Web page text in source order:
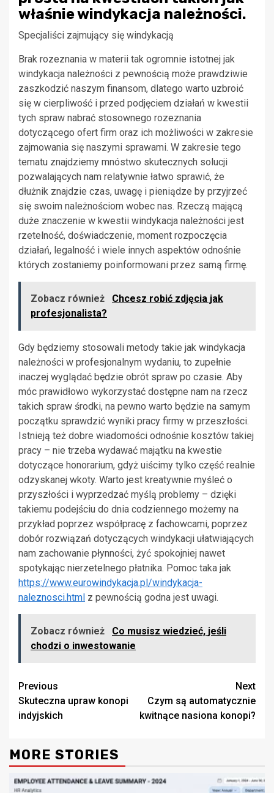
właśnie windykacja należności.
Specjaliści zajmujący się windykacją
Brak rozeznania w materii tak ogromnie istotnej jak
windykacja należności z pewnością może prawdziwie
zaszkodzić naszym finansom, dlatego warto uzbroić
się w cierpliwość i przed podjęciem działań w kwestii
tych spraw nabrać stosownego rozeznania
dotyczącego ofert firm oraz ich możliwości w zakresie
zajmowania się naszymi sprawami. W zakresie tego
tematu znajdziemy mnóstwo skutecznych solucji
pozwalających nam relatywnie łatwo sprawić, że
dłużnik znajdzie czas, uwagę i pieniądze by przyjrzeć
się swoim należnościom wobec nas. Rzeczą mającą
duże znaczenie w kwestii windykacja należności jest
rzetelność, doświadczenie, moment rozpoczęcia
działań, legalność i wiele innych aspektów odnośnie
których zostaniemy poinformowani przez samą firmę.
Zobacz również
Chcesz robić zdjęcia jak
profesjonalista?
Gdy będziemy stosowali metody takie jak windykacja
należności w profesjonalnym wydaniu, to zupełnie
inaczej wyglądać będzie obrót spraw po czasie. Aby
móc prawidłowo wykorzystać dostępne nam na rzecz
takich spraw środki, na pewno warto będzie na samym
początku sprawdzić wyniki pracy firmy w przeszłości.
Istnieją też dobre wiadomości odnośnie kosztów takiej
pracy – nie trzeba wydawać majątku na kwestie
dotyczące honorarium, gdyż uiścimy tylko część realnie
odzyskanej wkoty. Warto jest kreatywnie myśleć o
przyszłości i wyprzedzać myślą problemy – dzięki
takiemu podejściu do dnia codziennego możemy na
przykład poprzez współpracę z fachowcami, poprzez
dobór rozwiązań dotyczących windykacji ułatwiających
nam zachowanie płynności, żyć spokojniej nawet
spotykając nierzetelnego płatnika. Pomoc taka jak
https://www.eurowindykacja.pl/windykacja-
naleznosci.html z pewnością godna jest uwagi.
Zobacz również
Co musisz wiedzieć, jeśli
chodzi o inwestowanie
Continue
Reading
Previous
Skuteczna upraw konopi
indyjskich
Next
Czym są automatycznie
kwitnące nasiona konopi?
MORE STORIES